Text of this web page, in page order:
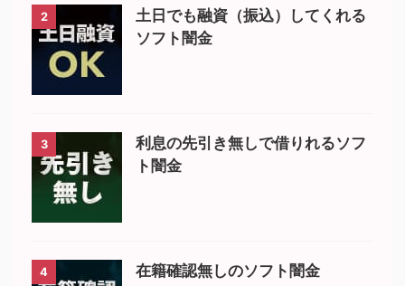
2
土日でも融資（振込）してくれる
ソフト闇金
3
利息の先引き無しで借りれるソフ
ト闇金
4 在籍確認無しのソフト闇金